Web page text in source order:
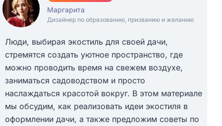
Маргарита
Дизайнер по образованию, призванию и желанию
Люди, выбирая экостиль для своей дачи,
стремятся создать уютное пространство, где
можно проводить время на свежем воздухе,
заниматься садоводством и просто
наслаждаться красотой вокруг. В этом материале
мы обсудим, как реализовать идеи экостиля в
оформлении дачи, а также предложим советы по